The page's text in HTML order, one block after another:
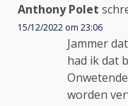
Anthony Polet
15/12/2022 om 23:06
Jammer
had ik dat
worden